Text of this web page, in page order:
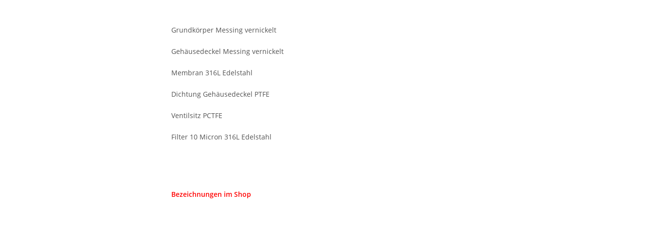
Grundkörper Messing vernickelt
Gehäusedeckel Messing vernickelt
Membran 316L Edelstahl
Dichtung Gehäusedeckel PTFE
Ventilsitz PCTFE
Filter 10 Micron 316L Edelstahl
Bezeichnungen im Shop